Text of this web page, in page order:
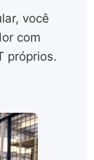
você
com
próprios.